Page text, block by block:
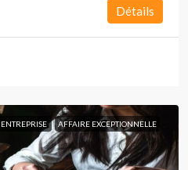
Détails
ENTREPRISE AFFAIRE EXCEPTIONNELLE